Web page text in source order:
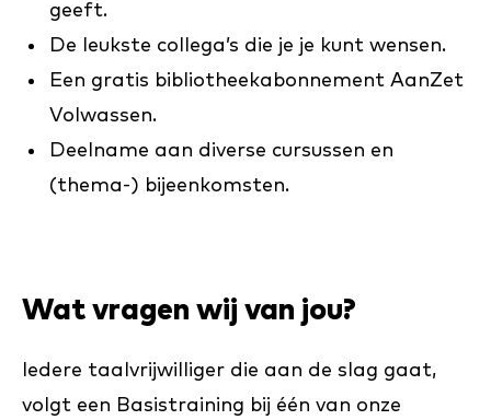
geeft.
De leukste collega’s die je je kunt wensen.
Een gratis bibliotheekabonnement AanZet
Volwassen.
Deelname aan diverse cursussen en
(thema-) bijeenkomsten.
Wat vragen wij van jou?
Iedere taalvrijwilliger die aan de slag gaat,
volgt een Basistraining bij één van onze